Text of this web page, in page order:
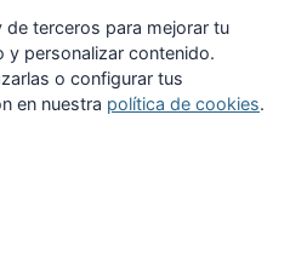
terceros para mejorar tu
y personalizar contenido.
o configurar tus
en nuestra política de cookies.